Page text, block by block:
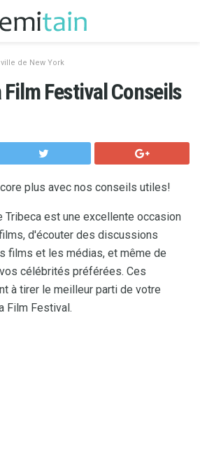
ville de New York
Festival Conseils
plus avec nos conseils utiles!
Tribeca est une excellente occasion
d'écouter des discussions
films et les médias, et même de
célébrités préférées. Ces
à tirer le meilleur parti de votre
Film Festival.